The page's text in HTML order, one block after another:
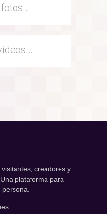
creadores y
plataforma para